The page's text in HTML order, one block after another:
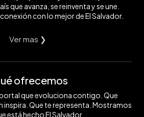
que avanza, se reinventa y se une.
con lo mejor de El Salvador.
Ver mas ❯
ofrecemos
que evoluciona contigo. Que
Que te representa. Mostramos
está hecho El Salvador.